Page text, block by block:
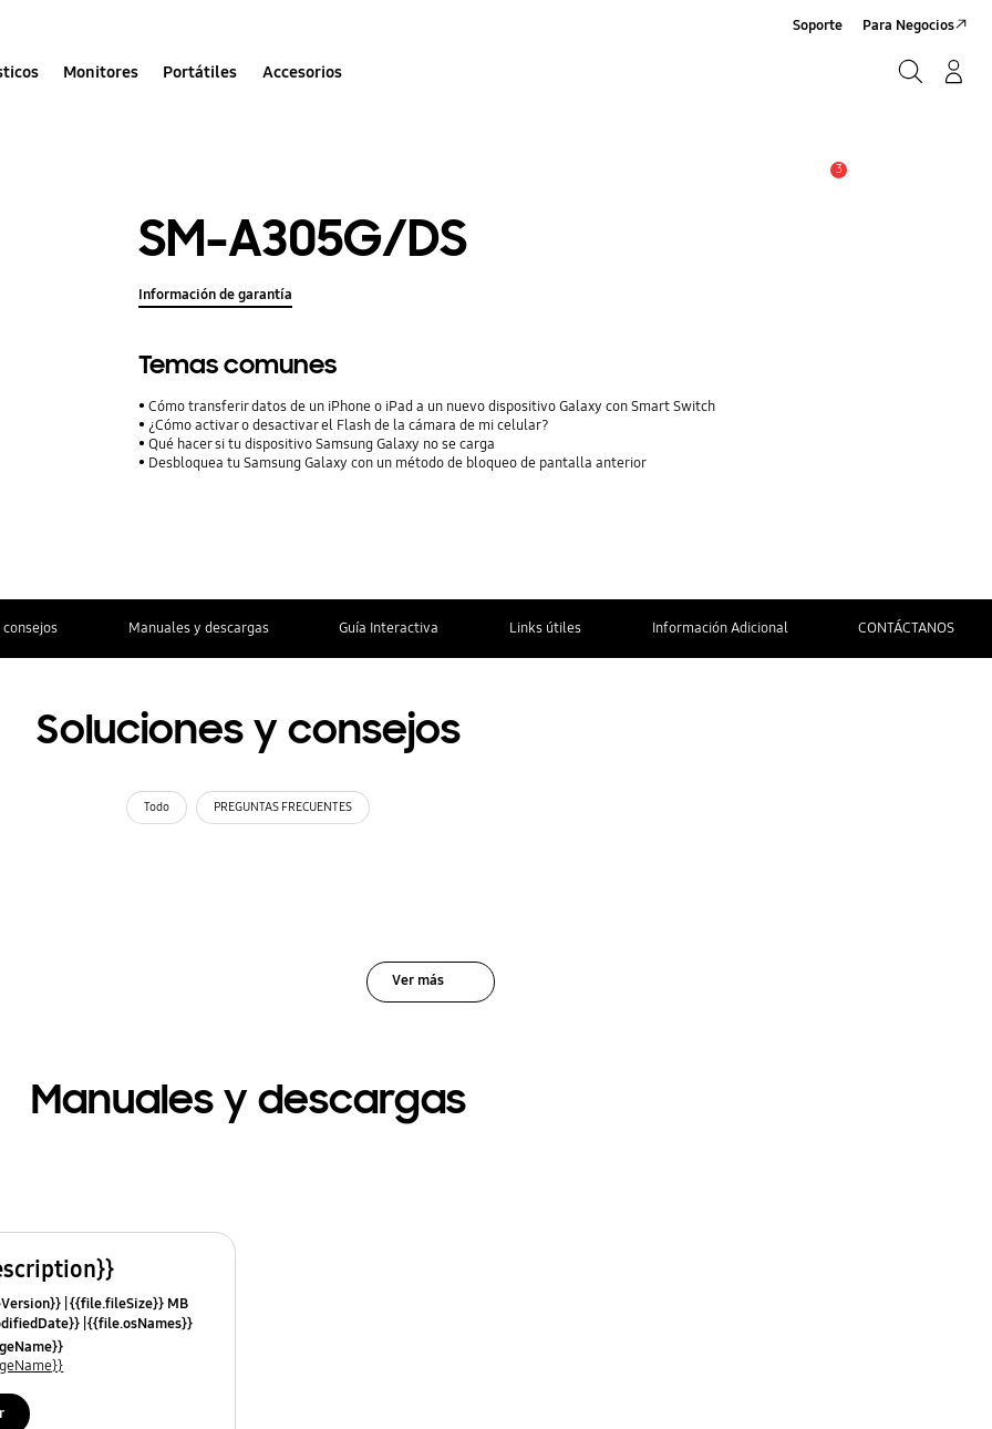
Monitores Portátiles Accesorios
Soporte Para Negocios
3
SM-A305G/DS
Información de garantía
Temas comunes
Cómo transferir datos de un iPhone o iPad a un nuevo dispositivo Galaxy con Smart Switch
¿Cómo activar o desactivar el Flash de la cámara de mi celular?
Qué hacer si tu dispositivo Samsung Galaxy no se carga
Desbloquea tu Samsung Galaxy con un método de bloqueo de pantalla anterior
Manuales y descargas Guía Interactiva Links útiles Información Adicional CONTÁCTANOS
Soluciones y consejos
Todo PREGUNTAS FRECUENTES
Ver más
Manuales y descargas
{{file.fileSize}} MB
{{file.osNames}}